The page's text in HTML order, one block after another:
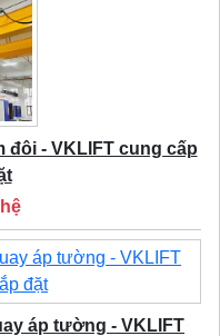
đôi - VKLIFT cung cấp
áp tường - VKLIFT